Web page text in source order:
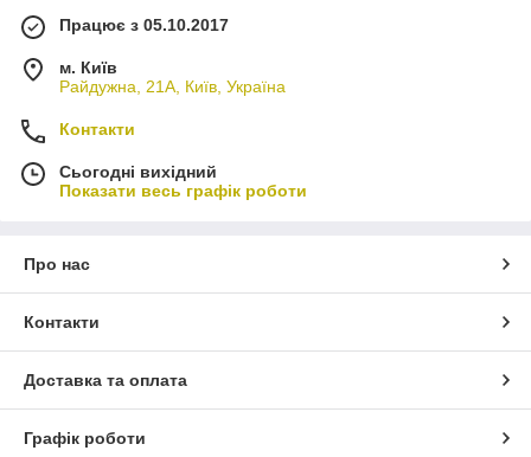
Працює з 05.10.2017
м. Київ
Райдужна, 21А, Київ, Україна
Контакти
Сьогодні вихідний
Показати весь графік роботи
Про нас
Контакти
Доставка та оплата
Графік роботи